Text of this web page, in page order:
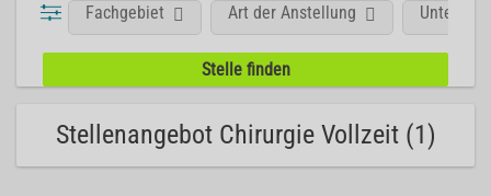
Fachgebiet Art der Anstellung
Stellenangebot Chirurgie Vollzeit (1)